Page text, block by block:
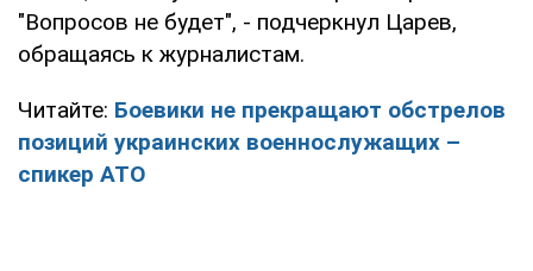
"Вопросов не будет", - подчеркнул Царев,
обращаясь к журналистам.
Читайте: Боевики не прекращают обстрелов
позиций украинских военнослужащих –
спикер АТО